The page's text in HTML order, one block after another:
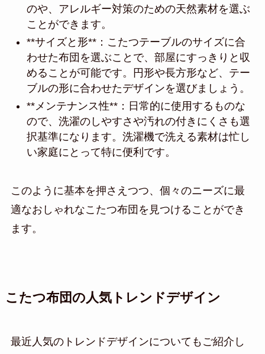
のや、アレルギー対策のための天然素材を選ぶ
ことができます。
**サイズと形**：こたつテーブルのサイズに合
わせた布団を選ぶことで、部屋にすっきりと収
めることが可能です。円形や長方形など、テー
ブルの形に合わせたデザインを選びましょう。
**メンテナンス性**：日常的に使用するものな
ので、洗濯のしやすさや汚れの付きにくさも選
択基準になります。洗濯機で洗える素材は忙し
い家庭にとって特に便利です。
このように基本を押さえつつ、個々のニーズに最
適なおしゃれなこたつ布団を見つけることができ
ます。
こたつ布団の人気トレンドデザイン
最近人気のトレンドデザインについてもご紹介し